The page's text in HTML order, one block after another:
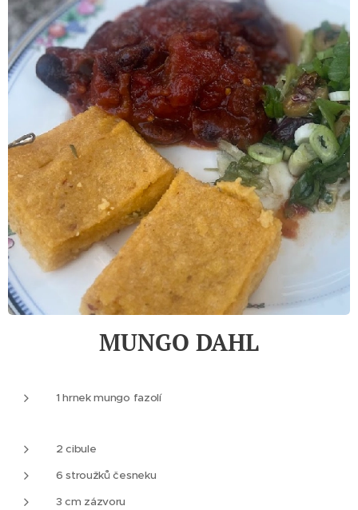
MUNGO DAHL
1 hrnek mungo fazolí
2 cibule
6 stroužků česneku
3 cm zázvoru